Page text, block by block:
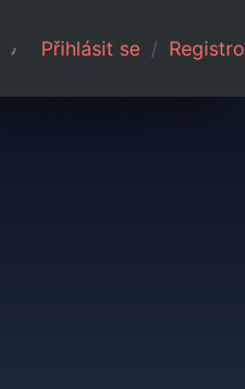
Přihlásit se /